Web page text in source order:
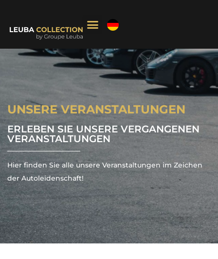
UNSERE VERANSTALTUNGEN
ERLEBEN SIE UNSERE VERGANGENEN
VERANSTALTUNGEN
Hier finden Sie alle unsere Veranstaltungen im Zeichen
der Autoleidenschaft!